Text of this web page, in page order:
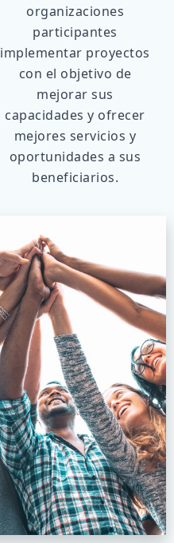
organizaciones
participantes
implementar proyectos
con el objetivo de
mejorar sus
capacidades y ofrecer
mejores servicios y
oportunidades a sus
beneficiarios.